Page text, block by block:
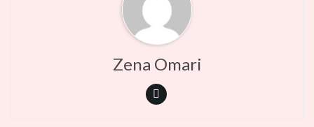
Zena Omari